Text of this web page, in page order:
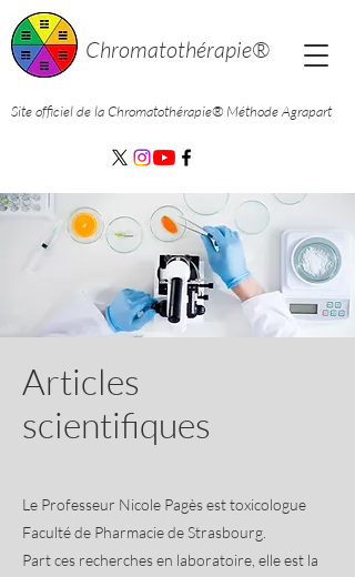
Chromatothérapie®
Site officiel de la Chromatothérapie® Méthode Agrapart
Articles
scientifiques
Le Professeur Nicole Pagès est toxicologue
Faculté de Pharmacie de Strasbourg.
Part ces recherches en laboratoire, elle est la